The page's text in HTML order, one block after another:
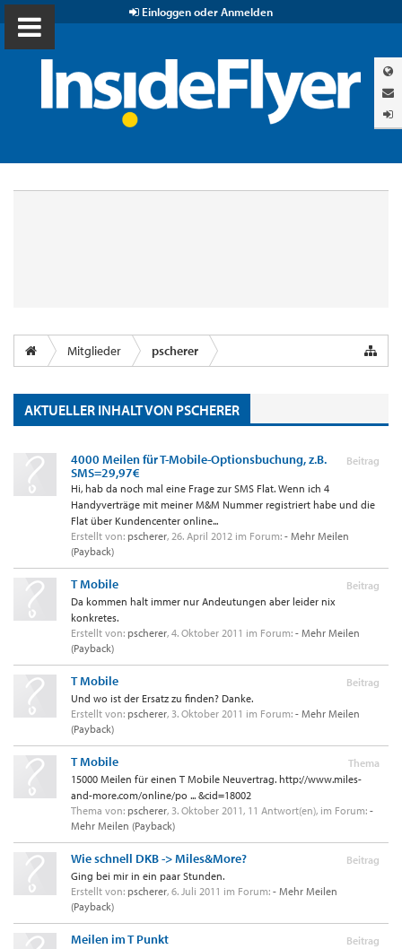
Einloggen oder Anmelden
Mitglieder pscherer
AKTUELLER INHALT VON PSCHERER
Beitrag
4000 Meilen für T-Mobile-Optionsbuchung, z.B.
SMS=29,97€
Hi, hab da noch mal eine Frage zur SMS Flat. Wenn ich 4
Handyverträge mit meiner M&M Nummer registriert habe und die
Flat über Kundencenter online...
Erstellt von: pscherer, 26. April 2012 im Forum: - Mehr Meilen
(Payback)
Beitrag
T Mobile
Da kommen halt immer nur Andeutungen aber leider nix
konkretes.
Erstellt von: pscherer, 4. Oktober 2011 im Forum: - Mehr Meilen
(Payback)
Beitrag
T Mobile
Und wo ist der Ersatz zu finden? Danke.
Erstellt von: pscherer, 3. Oktober 2011 im Forum: - Mehr Meilen
(Payback)
Thema
T Mobile
15000 Meilen für einen T Mobile Neuvertrag. http://www.miles-
and-more.com/online/po ... &cid=18002
Thema von: pscherer, 3. Oktober 2011, 11 Antwort(en), im Forum: -
Mehr Meilen (Payback)
Beitrag
Wie schnell DKB -> Miles&More?
Ging bei mir in ein paar Stunden.
Erstellt von: pscherer, 6. Juli 2011 im Forum: - Mehr Meilen
(Payback)
Beitrag
Meilen im T Punkt